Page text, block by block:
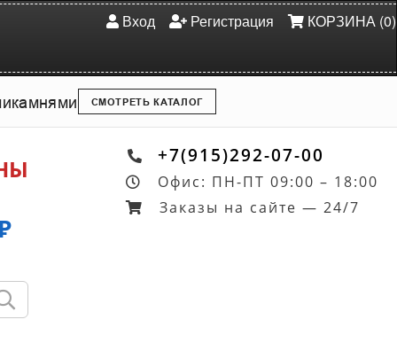
Вход Регистрация КОРЗИНА (0)
камнями СМОТРЕТЬ КАТАЛОГ
+7(915)292-07-00
Офис: ПН-ПТ 09:00 – 18:00
Заказы на сайте — 24/7